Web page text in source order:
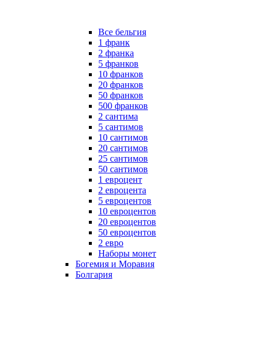
Все бельгия
1 франк
2 франка
5 франков
10 франков
20 франков
50 франков
500 франков
2 сантима
5 сантимов
10 сантимов
20 сантимов
25 сантимов
50 сантимов
1 евроцент
2 евроцента
5 евроцентов
10 евроцентов
20 евроцентов
50 евроцентов
2 евро
Наборы монет
Богемия и Моравия
Болгария